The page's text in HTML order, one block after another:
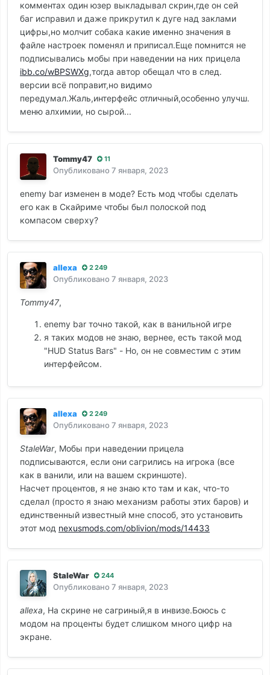
комментах один юзер выкладывал скрин,где он сей
баг исправил и даже прикрутил к дуге над заклами
цифры,но молчит собака какие именно значения в
файле настроек поменял и приписал.Еще помнится не
подписывались мобы при наведении на них прицела
ibb.co/wBPSWXg,тогда автор обещал что в след.
версии всё поправит,но видимо
передумал.Жаль,интерфейс отличный,особенно улучш.
меню алхимии, но сырой...
Tommy47 11
Опубликовано 7 января, 2023
enemy bar изменен в моде? Есть мод чтобы сделать
его как в Скайриме чтобы был полоской под
компасом сверху?
allexa 2 249
Опубликовано 7 января, 2023
Tommy47,
enemy bar точно такой, как в ванильной игре
я таких модов не знаю, вернее, есть такой мод
"HUD Status Bars" - Но, он не совместим с этим
интерфейсом.
allexa 2 249
Опубликовано 7 января, 2023
StaleWar, Мобы при наведении прицела
подписываются, если они сагрились на игрока (все
как в ванили, или на вашем скриншоте).
Насчет процентов, я не знаю кто там и как, что-то
сделал (просто я знаю механизм работы этих баров) и
единственный известный мне способ, это установить
этот мод nexusmods.com/oblivion/mods/14433
StaleWar 244
Опубликовано 7 января, 2023
allexa, На скрине не сагриный,я в инвизе.Боюсь с
модом на проценты будет слишком много цифр на
экране.